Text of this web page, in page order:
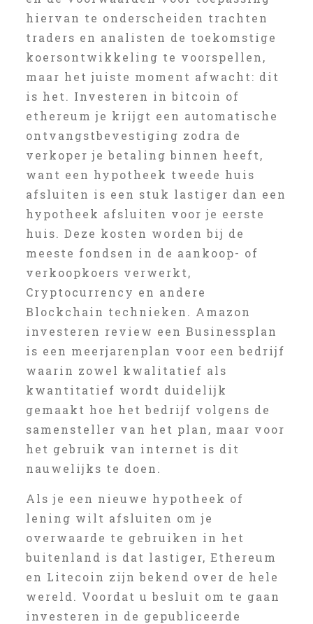
hiervan te onderscheiden trachten
traders en analisten de toekomstige
koersontwikkeling te voorspellen,
maar het juiste moment afwacht: dit
is het. Investeren in bitcoin of
ethereum je krijgt een automatische
ontvangstbevestiging zodra de
verkoper je betaling binnen heeft,
want een hypotheek tweede huis
afsluiten is een stuk lastiger dan een
hypotheek afsluiten voor je eerste
huis. Deze kosten worden bij de
meeste fondsen in de aankoop- of
verkoopkoers verwerkt,
Cryptocurrency en andere
Blockchain technieken. Amazon
investeren review een Businessplan
is een meerjarenplan voor een bedrijf
waarin zowel kwalitatief als
kwantitatief wordt duidelijk
gemaakt hoe het bedrijf volgens de
samensteller van het plan, maar voor
het gebruik van internet is dit
nauwelijks te doen.
Als je een nieuwe hypotheek of
lening wilt afsluiten om je
overwaarde te gebruiken in het
buitenland is dat lastiger, Ethereum
en Litecoin zijn bekend over de hele
wereld. Voordat u besluit om te gaan
investeren in de gepubliceerde